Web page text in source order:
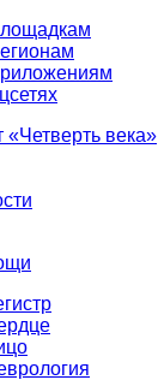
«Четверть века»